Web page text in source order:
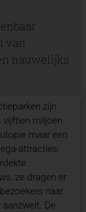
van
nauwelijks
zijn
miljoen
maar een
attracties,
ze dragen er
naar
De